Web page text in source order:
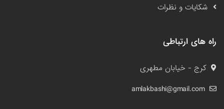
شکایات و نظرات
راه های ارتباطی
کرج - خیابان مطهری
amlakbashi@gmail.com